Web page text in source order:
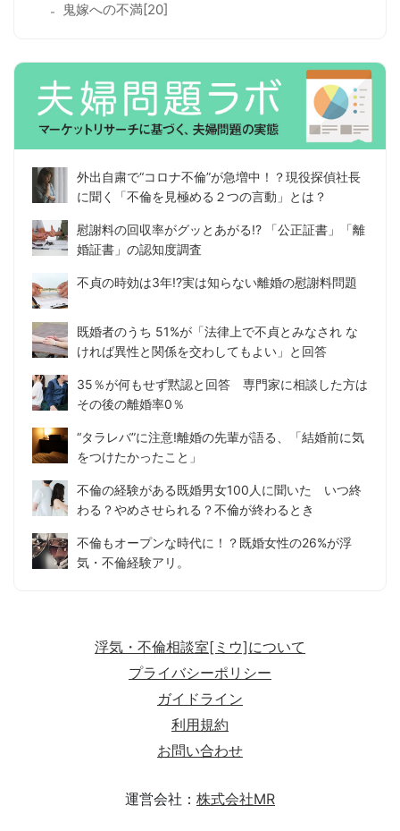
鬼嫁への不満[20]
外出自粛で“コロナ不倫”が急増中！？現役探偵社長
に聞く「不倫を見極める２つの言動」とは？
慰謝料の回収率がグッとあがる!? 「公正証書」「離
婚証書」の認知度調査
不貞の時効は3年!?実は知らない離婚の慰謝料問題
既婚者のうち 51%が「法律上で不貞とみなされ な
ければ異性と関係を交わしてもよい」と回答
35％が何もせず黙認と回答 専門家に相談した方は
その後の離婚率0％
“タラレバ”に注意!離婚の先輩が語る、「結婚前に気
をつけたかったこと」
不倫の経験がある既婚男女100人に聞いた いつ終
わる？やめさせられる？不倫が終わるとき
不倫もオープンな時代に！？既婚女性の26%が浮
気・不倫経験アリ。
浮気・不倫相談室[ミウ]について
プライバシーポリシー
ガイドライン
利用規約
お問い合わせ
運営会社： 株式会社MR